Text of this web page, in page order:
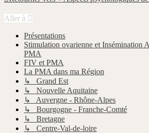
Aller à
Présentations
Stimulation ovarienne et Insémination
PMA
FIV et PMA
La PMA dans ma Région
↳ Grand Est
↳ Nouvelle Aquitaine
↳ Auvergne - Rhône-Alpes
↳ Bourgogne - Franche-Comté
↳ Bretagne
↳ Centre-Val-de-loire